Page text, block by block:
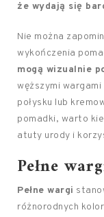
że wydają się
Nie można
wykończenia
mogą wizualnie
węższymi
połysku lub
pomadki, warto
atuty urody i
Pełne
Pełne wargi
różnorodnych